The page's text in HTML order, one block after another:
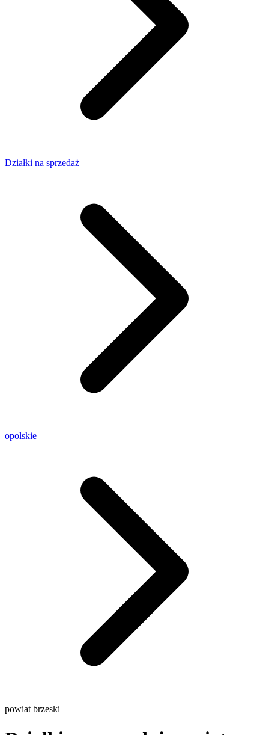
Działki na sprzedaż
opolskie
powiat brzeski